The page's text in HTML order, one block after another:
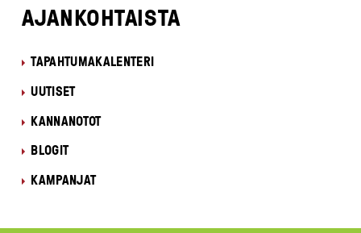
AJANKOHTAISTA
TAPAHTUMAKALENTERI
UUTISET
KANNANOTOT
BLOGIT
KAMPANJAT